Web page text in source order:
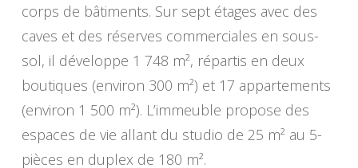
corps de bâtiments. Sur sept étages avec des
caves et des réserves commerciales en sous-
sol, il développe 1 748 m², répartis en deux
boutiques (environ 300 m²) et 17 appartements
(environ 1 500 m²). L’immeuble propose des
espaces de vie allant du studio de 25 m² au 5-
pièces en duplex de 180 m².